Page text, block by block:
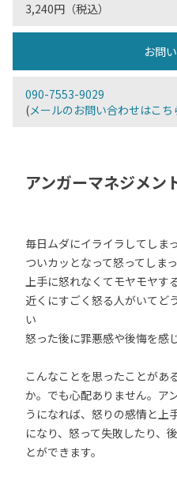
3,240円（税込）
お問
090-7553-9029
(メールのお問い合わせはこち
アンガーマネジメン
毎日ムダにイライラしてしま
ついカッとなって怒ってしま
上手に怒れなくてモヤモヤす
近くにすごく怒る人がいてど
い
怒った後に罪悪感や後悔を
こんなことを思ったことがあ
か。でも心配ありません。ア
うになれば、怒りの感情と上
になり、怒って失敗したり、
とができます。